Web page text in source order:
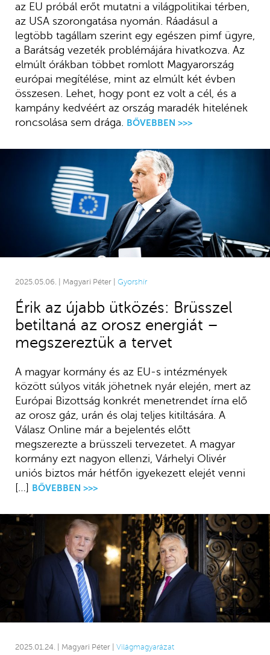
az EU próbál erőt mutatni a világpolitikai térben,
az USA szorongatása nyomán. Ráadásul a
legtöbb tagállam szerint egy egészen pimf ügyre,
a Barátság vezeték problémájára hivatkozva. Az
elmúlt órákban többet romlott Magyarország
európai megítélése, mint az elmúlt két évben
összesen. Lehet, hogy pont ez volt a cél, és a
kampány kedvéért az ország maradék hitelének
roncsolása sem drága. BŐVEBBEN >>>
2025.05.06. | Magyari Péter | Gyorshír
Érik az újabb ütközés: Brüsszel
betiltaná az orosz energiát –
megszereztük a tervet
A magyar kormány és az EU-s intézmények
között súlyos viták jöhetnek nyár elején, mert az
Európai Bizottság konkrét menetrendet írna elő
az orosz gáz, urán és olaj teljes kitiltására. A
Válasz Online már a bejelentés előtt
megszerezte a brüsszeli tervezetet. A magyar
kormány ezt nagyon ellenzi, Várhelyi Olivér
uniós biztos már hétfőn igyekezett elejét venni
[…] BŐVEBBEN >>>
2025.01.24. | Magyari Péter | Világmagyarázat